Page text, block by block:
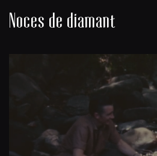
Noces de diamant